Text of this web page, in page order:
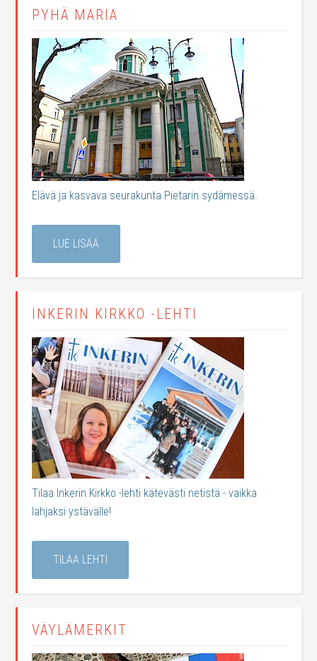
PYHÄ MARIA
Elävä ja kasvava seurakunta Pietarin sydämessä.
LUE LISÄÄ
INKERIN KIRKKO -LEHTI
Tilaa Inkerin Kirkko -lehti kätevästi netistä - vaikka
lahjaksi ystävälle!
TILAA LEHTI
VÄYLÄMERKIT